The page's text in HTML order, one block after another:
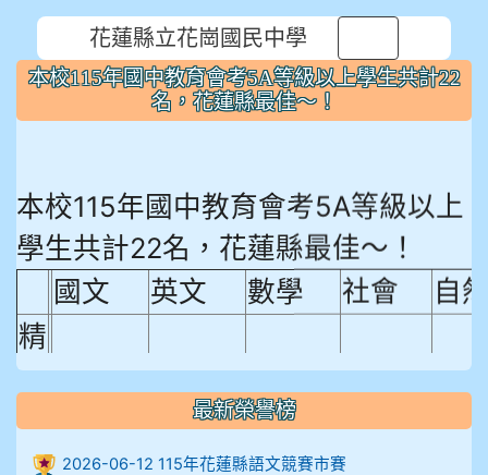
花蓮縣立花崗國民中學
本校115年國中教育會考5A等級以上學生共計22
名，花蓮縣最佳～！
本校115年國中教育會考5A等級以上
學生共計22名，花蓮縣最佳～！
國文
英文 數學 社會
自
精
熟
度
18.92%18.65%29.19%12.16%
最新榮譽榜
2026-06-12 115年花蓮縣語文競賽市賽